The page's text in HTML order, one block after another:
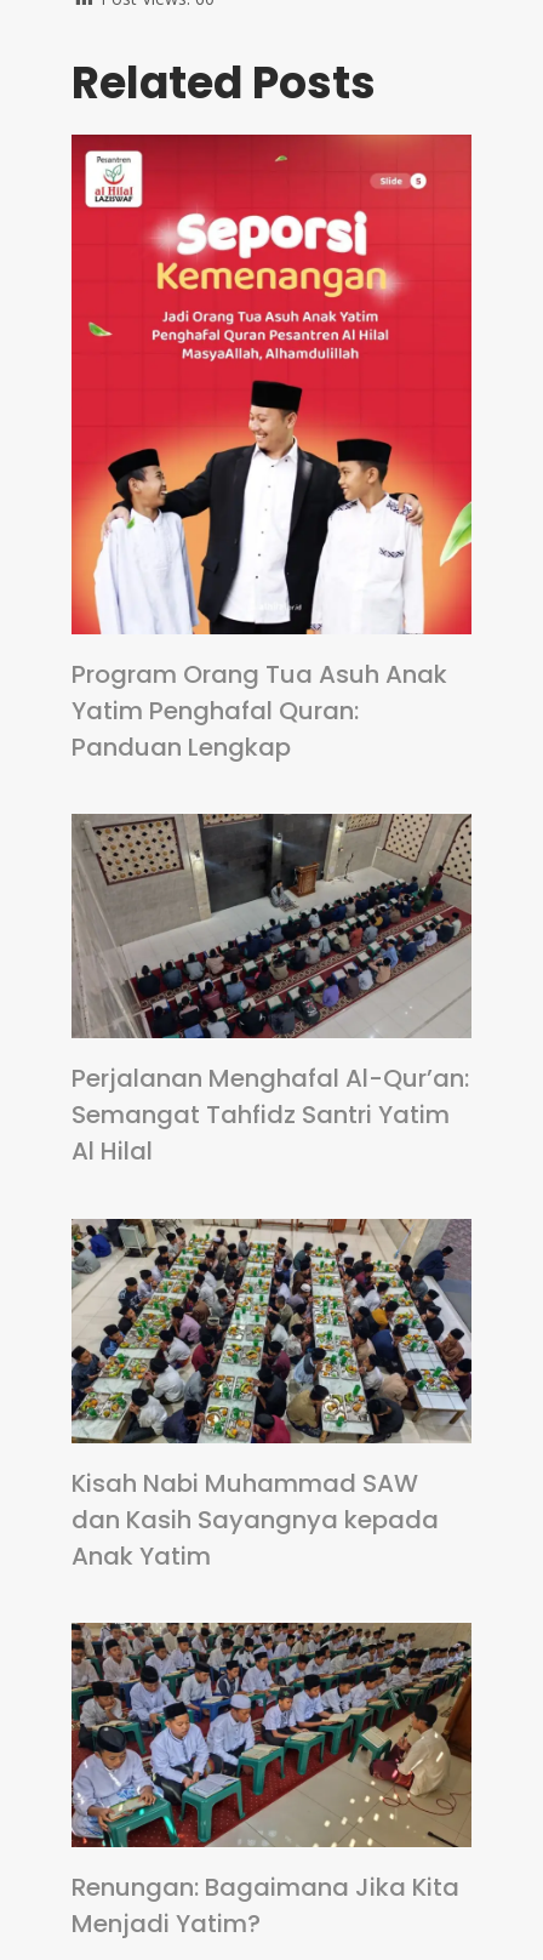
Related Posts
Program Orang Tua Asuh Anak
Yatim Penghafal Quran:
Panduan Lengkap
Perjalanan Menghafal Al-Qur’an:
Semangat Tahfidz Santri Yatim
Al Hilal
Kisah Nabi Muhammad SAW
dan Kasih Sayangnya kepada
Anak Yatim
Renungan: Bagaimana Jika Kita
Menjadi Yatim?